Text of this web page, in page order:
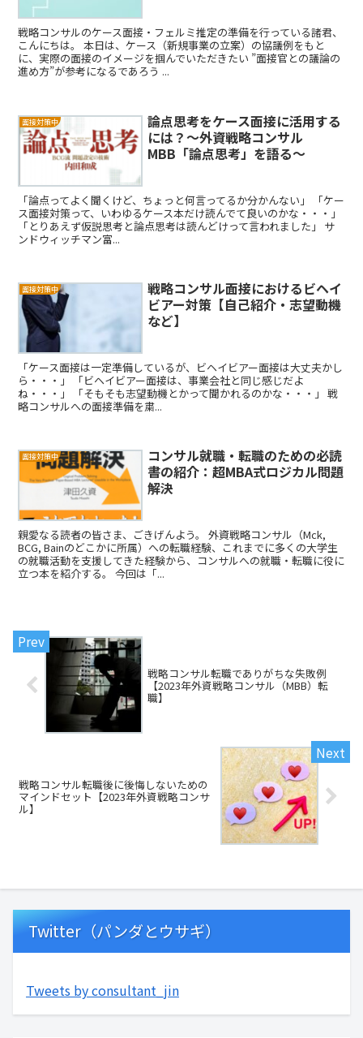
戦略コンサルのケース面接・フェルミ推定の準備を行っている諸君、
こんにちは。 本日は、ケース（新規事業の立案）の協議例をもと
に、実際の面接のイメージを掴んでいただきたい ”面接官との議論の
進め方”が参考になるであろう ...
面接対策中
論点思考をケース面接に活用する
には？～外資戦略コンサル
MBB「論点思考」を語る～
「論点ってよく聞くけど、ちょっと何言ってるか分かんない」 「ケー
ス面接対策って、いわゆるケース本だけ読んでて良いのかな・・・」
「とりあえず仮説思考と論点思考は読んどけって言われました」 サ
ンドウィッチマン富...
面接対策中
戦略コンサル面接におけるビヘイ
ビアー対策【自己紹介・志望動機
など】
「ケース面接は一定準備しているが、ビヘイビアー面接は大丈夫かし
ら・・・」 「ビヘイビアー面接は、事業会社と同じ感じだよ
ね・・・」 「そもそも志望動機とかって聞かれるのかな・・・」 戦
略コンサルへの面接準備を粛...
面接対策中
コンサル就職・転職のための必読
書の紹介：超MBA式ロジカル問題
解決
親愛なる読者の皆さま、ごきげんよう。 外資戦略コンサル（Mck,
BCG, Bainのどこかに所属）への転職経験、これまでに多くの大学生
の就職活動を支援してきた経験から、コンサルへの就職・転職に役に
立つ本を紹介する。 今回は「...
戦略コンサル転職でありがちな失敗例
【2023年外資戦略コンサル（MBB）転
職】
戦略コンサル転職後に後悔しないための
マインドセット【2023年外資戦略コンサ
ル】
Twitter（パンダとウサギ）
Tweets by consultant_jin